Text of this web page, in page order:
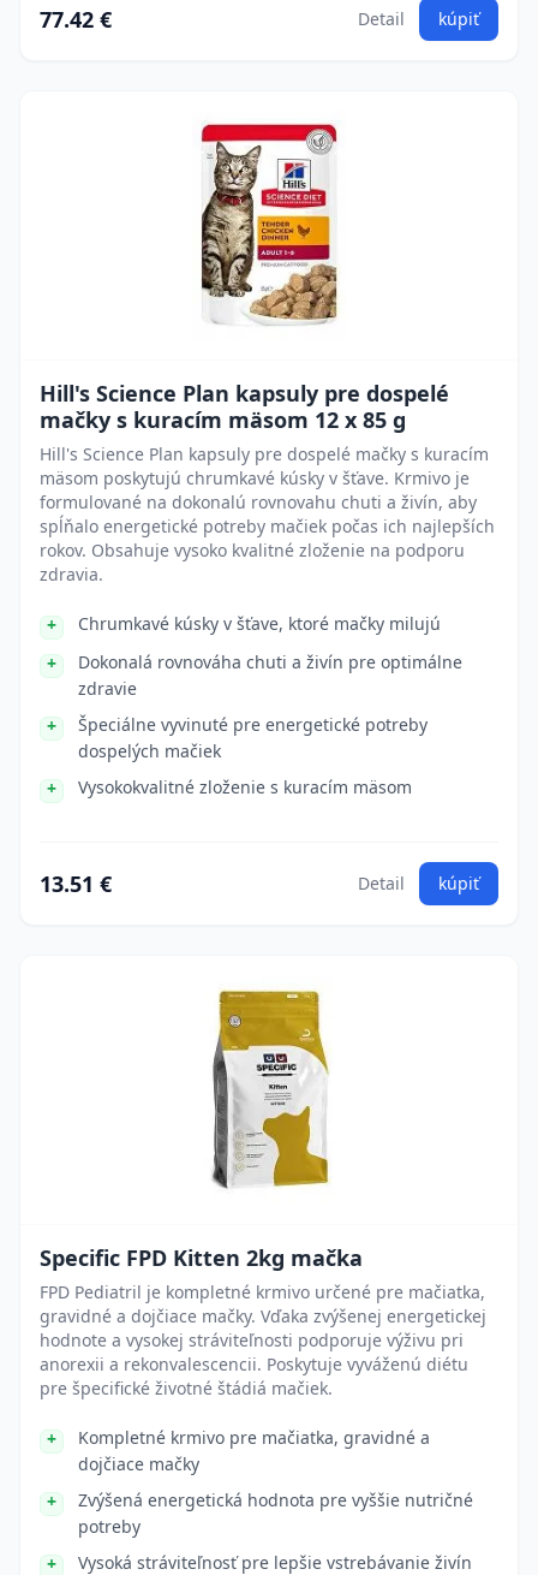
77.42 € Detail kúpiť
Hill's Science Plan kapsuly pre dospelé
mačky s kuracím mäsom 12 x 85 g
Hill's Science Plan kapsuly pre dospelé mačky s kuracím
mäsom poskytujú chrumkavé kúsky v šťave. Krmivo je
formulované na dokonalú rovnovahu chuti a živín, aby
spĺňalo energetické potreby mačiek počas ich najlepších
rokov. Obsahuje vysoko kvalitné zloženie na podporu
zdravia.
Chrumkavé kúsky v šťave, ktoré mačky milujú
Dokonalá rovnováha chuti a živín pre optimálne
zdravie
Špeciálne vyvinuté pre energetické potreby
dospelých mačiek
Vysokokvalitné zloženie s kuracím mäsom
13.51 € Detail kúpiť
Specific FPD Kitten 2kg mačka
FPD Pediatril je kompletné krmivo určené pre mačiatka,
gravidné a dojčiace mačky. Vďaka zvýšenej energetickej
hodnote a vysokej stráviteľnosti podporuje výživu pri
anorexii a rekonvalescencii. Poskytuje vyváženú diétu
pre špecifické životné štádiá mačiek.
Kompletné krmivo pre mačiatka, gravidné a
dojčiace mačky
Zvýšená energetická hodnota pre vyššie nutričné
potreby
Vysoká stráviteľnosť pre lepšie vstrebávanie živín